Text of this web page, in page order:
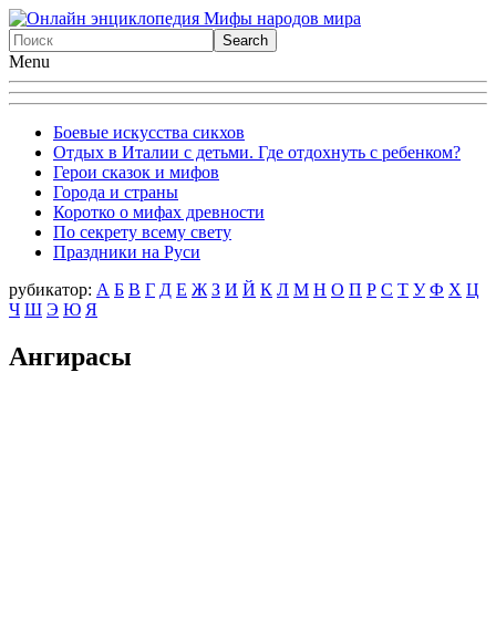
Menu
Боевые искусства сикхов
Отдых в Италии с детьми. Где отдохнуть с ребенком?
Герои сказок и мифов
Города и страны
Коротко о мифах древности
По секрету всему свету
Праздники на Руси
рубикатор: А Б В Г Д Е Ж З И Й К Л М Н О П Р С Т У Ф X Ц
Ч Ш Э Ю Я
Ангирасы